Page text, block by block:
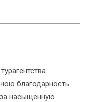
благодарность
насыщенную